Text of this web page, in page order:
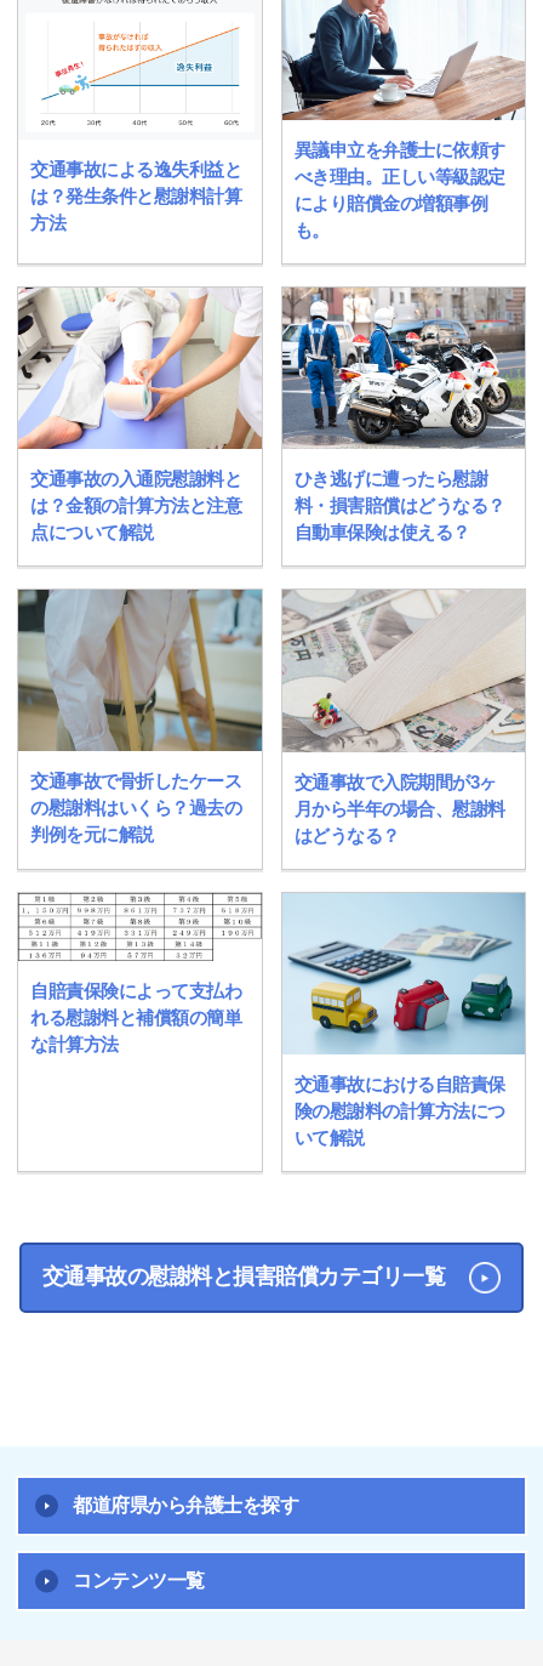
交通事故による逸失利益と
は？発生条件と慰謝料計算
方法
異議申立を弁護士に依頼す
べき理由。正しい等級認定
により賠償金の増額事例
も。
交通事故の入通院慰謝料と
は？金額の計算方法と注意
点について解説
ひき逃げに遭ったら慰謝
料・損害賠償はどうなる？
自動車保険は使える？
交通事故で骨折したケース
の慰謝料はいくら？過去の
判例を元に解説
交通事故で入院期間が3ヶ
月から半年の場合、慰謝料
はどうなる？
自賠責保険によって支払わ
れる慰謝料と補償額の簡単
な計算方法
交通事故における自賠責保
険の慰謝料の計算方法につ
いて解説
交通事故の慰謝料と損害賠償カテゴリ一覧
都道府県から弁護士を探す
コンテンツ一覧